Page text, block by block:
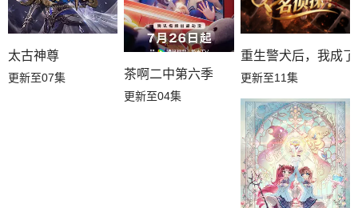
太古神尊
更新至07集 茶啊二中第六季
更新至04集
重生警犬后，我成
更新至11集